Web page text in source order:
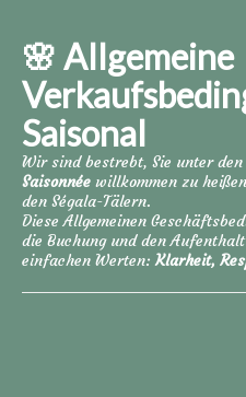
🌸 Allgemeine
Saisonal
Wir sind bestrebt, Sie unter
Saisonnée willkommen zu
den Ségala-Tälern.
Diese Allgemeinen
die Buchung und den
einfachen Werten:Klarheit,